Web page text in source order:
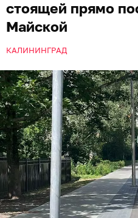
стоящей прямо
Майской
КАЛИНИНГРАД